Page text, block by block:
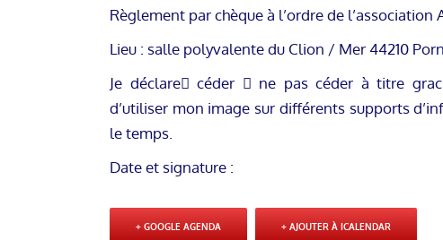
Règlement par chèque à l’ordre de l’association
Lieu : salle polyvalente du Clion / Mer 44210
Je déclare céder  ne pas céder à titre
d’utiliser mon image sur différents supports
le temps.
Date et signature :
+ GOOGLE AGENDA + AJOUTER À ICALENDAR